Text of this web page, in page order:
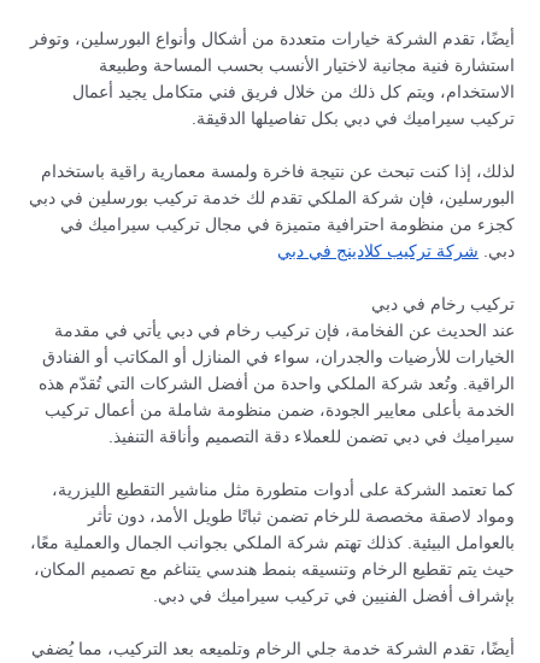
أيضًا، تقدم الشركة خيارات متعددة من أشكال وأنواع البورسلين، وتوفر
استشارة فنية مجانية لاختيار الأنسب بحسب المساحة وطبيعة
الاستخدام، ويتم كل ذلك من خلال فريق فني متكامل يجيد أعمال
تركيب سيراميك في دبي بكل تفاصيلها الدقيقة.
لذلك، إذا كنت تبحث عن نتيجة فاخرة ولمسة معمارية راقية باستخدام
البورسلين، فإن شركة الملكي تقدم لك خدمة تركيب بورسلين في دبي
كجزء من منظومة احترافية متميزة في مجال تركيب سيراميك في
دبي. شركة تركيب كلادينج في دبي
تركيب رخام في دبي
عند الحديث عن الفخامة، فإن تركيب رخام في دبي يأتي في مقدمة
الخيارات للأرضيات والجدران، سواء في المنازل أو المكاتب أو الفنادق
الراقية. وتُعد شركة الملكي واحدة من أفضل الشركات التي تُقدّم هذه
الخدمة بأعلى معايير الجودة، ضمن منظومة شاملة من أعمال تركيب
سيراميك في دبي تضمن للعملاء دقة التصميم وأناقة التنفيذ.
كما تعتمد الشركة على أدوات متطورة مثل مناشير التقطيع الليزرية،
ومواد لاصقة مخصصة للرخام تضمن ثباتًا طويل الأمد، دون تأثر
بالعوامل البيئية. كذلك تهتم شركة الملكي بجوانب الجمال والعملية معًا،
حيث يتم تقطيع الرخام وتنسيقه بنمط هندسي يتناغم مع تصميم المكان،
بإشراف أفضل الفنيين في تركيب سيراميك في دبي.
أيضًا، تقدم الشركة خدمة جلي الرخام وتلميعه بعد التركيب، مما يُضفي